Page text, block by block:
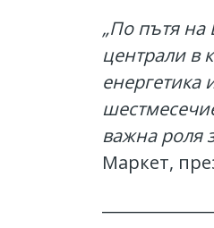
„По пътя
централи в
енергетика
важна роля
Маркет,